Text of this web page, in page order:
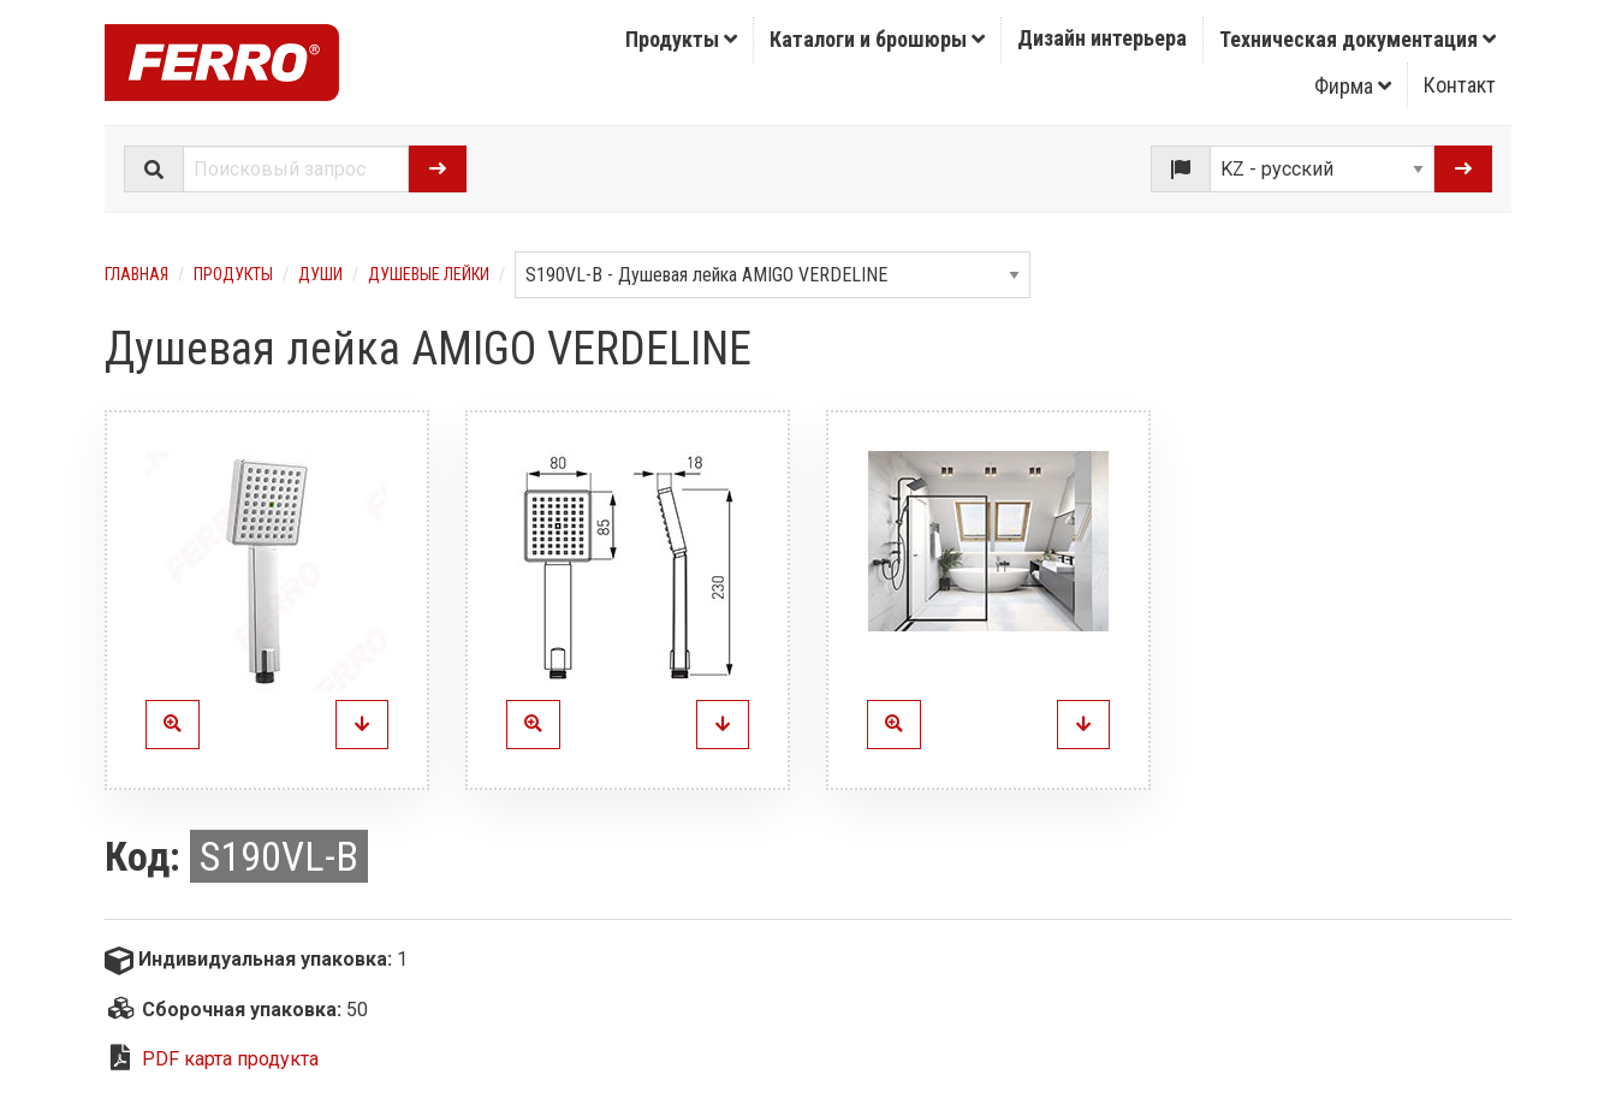
Продукты Каталоги и брошюры Дизайн интерьера
Техническая документация
Фирма
Контакт
ГЛАВНАЯ ПРОДУКТЫ ДУШИ ДУШЕВЫЕ ЛЕЙКИ
Душевая лейка AMIGO VERDELINE
Код: S190VL-B
Индивидуальная упаковка: 1
Сборочная упаковка: 50
PDF карта продукта